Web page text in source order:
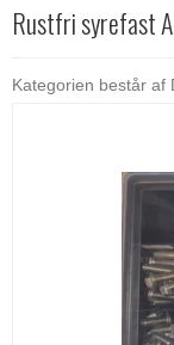
Rustfri syrefast
Kategorien består af